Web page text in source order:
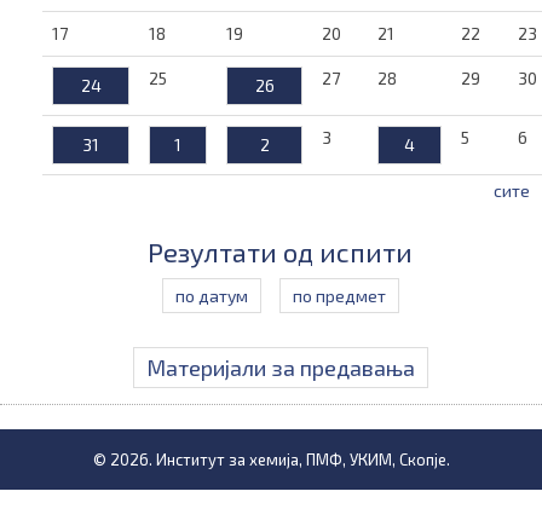
17 18 19 20 21 22 23
24 25 26 27 28 29 30
31 1 2 3 4 5 6
сите
Резултати од испити
по датум по предмет
Материјали за предавања
© 2026. Институт за хемија, ПМФ, УКИМ, Скопје.